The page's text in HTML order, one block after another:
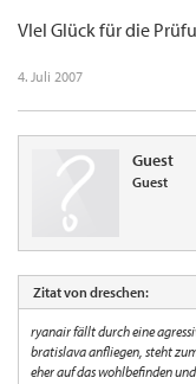
VIel Glück für die
4. Juli 2007
Guest
Guest
Zitat von dreschen:
ryanair fällt durch eine
bratislava anfliegen, steht
eher auf das wohlbefinden